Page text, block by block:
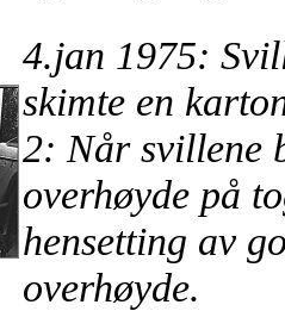
4.jan 1975:
skimte en
2: Når svillene
overhøyde på
hensetting av
overhøyde.